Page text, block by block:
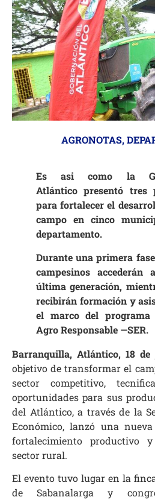
AGRONOTAS,
Es asi como la
Atlántico presentó tres
para fortalecer el
campo en cinco
departamento.
Durante una primera
campesinos accederán
última generación,
recibirán formación y
el marco del programa
Agro Responsable —SER.
Barranquilla, Atlántico, 18 de
objetivo de transformar el
sector competitivo,
oportunidades para sus
del Atlántico, a través de la
Económico, lanzó una
fortalecimiento productivo
sector rural.
El evento tuvo lugar en la
de Sabanalarga y